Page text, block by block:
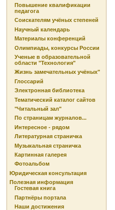
Повышение квалификации
педагога
Соискателям учёных степеней
Научный календарь
Материалы конференций
Олимпиады, конкурсы России
Ученые в образовательной
области "Технология"
Жизнь замечательных учёных"
Глоссарий
Электронная библиотека
Тематический каталог сайтов
"Читальный зал"
По страницам журналов...
Интересное - рядом
Литературная страничка
Музыкальная страничка
Картинная галерея
Фотоальбом
Юридическая консультация
Полезная информация
Гостевая книга
Партнёры портала
Наши достижения